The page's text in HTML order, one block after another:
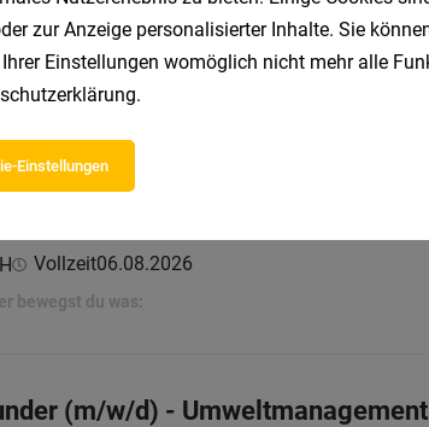
w/d) mit Schicht-
Vollzeit06.08.2026
Vollzeit06.08.2026
bewegst du was:
(m/w/d) -
zur Anzeige personalisierter Inhalte. Sie
Einstellungen womöglich nicht mehr alle
.
Einstellungen